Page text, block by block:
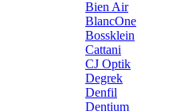
Bien Air
BlancOne
Bossklein
Cattani
CJ Optik
Degrek
Denfil
Dentium